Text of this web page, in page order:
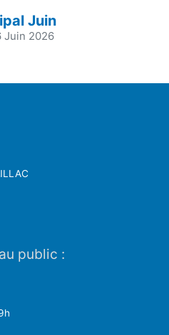
Juin
Juin 2026
public :